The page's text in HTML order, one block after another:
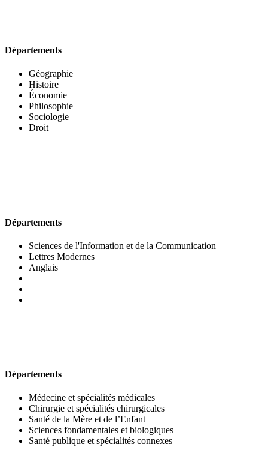
Départements
Géographie
Histoire
Économie
Philosophie
Sociologie
Droit
Départements
Sciences de l'Information et de la Communication
Lettres Modernes
Anglais
Départements
Médecine et spécialités médicales
Chirurgie et spécialités chirurgicales
Santé de la Mère et de l’Enfant
Sciences fondamentales et biologiques
Santé publique et spécialités connexes